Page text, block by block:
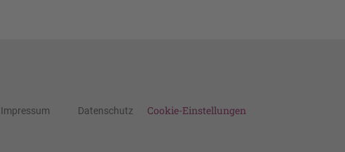
Impressum Datenschutz Cookie-Einstellungen